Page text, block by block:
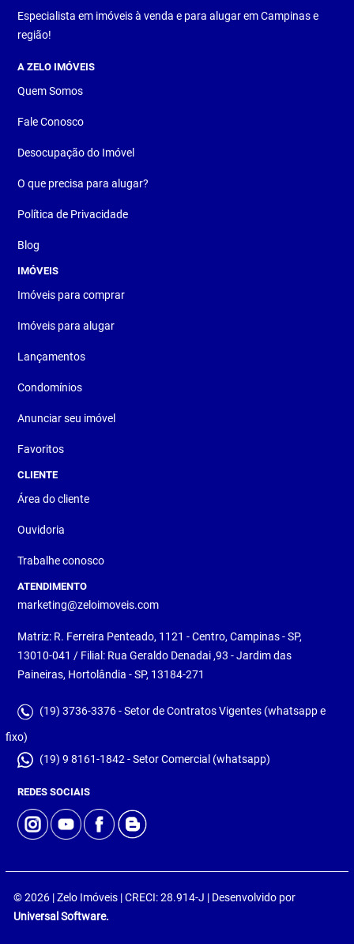
Especialista em imóveis à venda e para alugar em Campinas e
região!
A ZELO IMÓVEIS
Quem Somos
Fale Conosco
Desocupação do Imóvel
O que precisa para alugar?
Política de Privacidade
Blog
IMÓVEIS
Imóveis para comprar
Imóveis para alugar
Lançamentos
Condomínios
Anunciar seu imóvel
Favoritos
CLIENTE
Área do cliente
Ouvidoria
Trabalhe conosco
ATENDIMENTO
marketing@zeloimoveis.com
Matriz: R. Ferreira Penteado, 1121 - Centro, Campinas - SP,
13010-041 / Filial: Rua Geraldo Denadai ,93 - Jardim das
Paineiras, Hortolândia - SP, 13184-271
(19) 3736-3376 - Setor de Contratos Vigentes (whatsapp e
fixo)
(19) 9 8161-1842 - Setor Comercial (whatsapp)
REDES SOCIAIS
© 2026 | Zelo Imóveis | CRECI: 28.914-J | Desenvolvido por
Universal Software.